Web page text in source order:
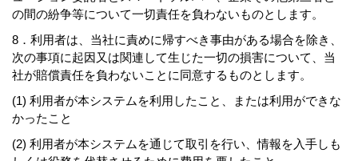
の間の紛争等について一切責任を負わないものとします。
8．利用者は、当社に責めに帰すべき事由がある場合を除き、
次の事項に起因又は関連して生じた一切の損害について、当
社が賠償責任を負わないことに同意するものとします。
(1) 利用者が本システムを利用したこと、または利用ができな
かったこと
(2) 利用者が本システムを通じて取引を行い、情報を入手しも